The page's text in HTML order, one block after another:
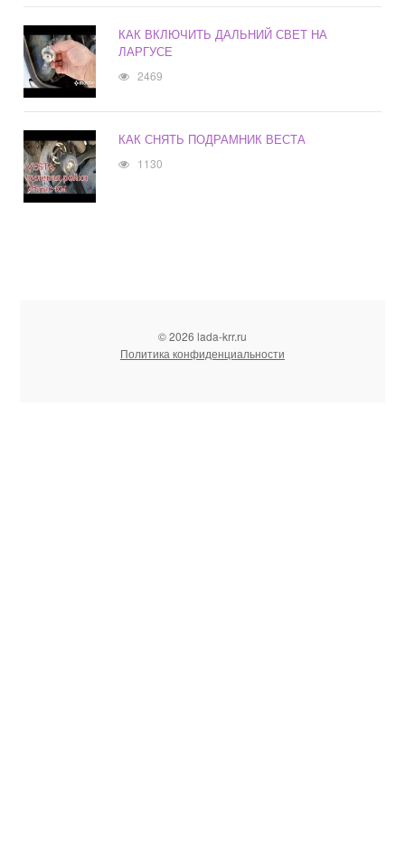
КАК ВКЛЮЧИТЬ ДАЛЬНИЙ СВЕТ НА
ЛАРГУСЕ
2469
КАК СНЯТЬ ПОДРАМНИК ВЕСТА
1130
© 2026 lada-krr.ru
Политика конфиденциальности